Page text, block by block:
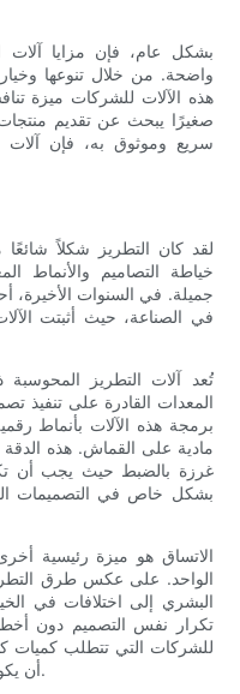
بشكل عام، فإن مزايا آلات
واضحة. من خلال تنوعها
هذه الآلات للشركات ميزة
صغيرًا يبحث عن تقديم
سريع وموثوق به، فإن آلات
لقد كان التطريز شكلاً
خياطة التصاميم والأنماط
جميلة. في السنوات الأخيرة،
في الصناعة، حيث أثبتت
تُعد آلات التطريز
المعدات القادرة على تنفيذ
برمجة هذه الآلات بأنماط
مادية على القماش. هذه
غرزة بالضبط حيث يجب أن
بشكل خاص في التصميمات
الاتساق هو ميزة رئيسية
الواحد. على عكس طرق
البشري إلى اختلافات في
تكرار نفس التصميم دون
للشركات التي تتطلب كميات
أن يكون كل عنصر متسقًا في الجودة والمظهر.